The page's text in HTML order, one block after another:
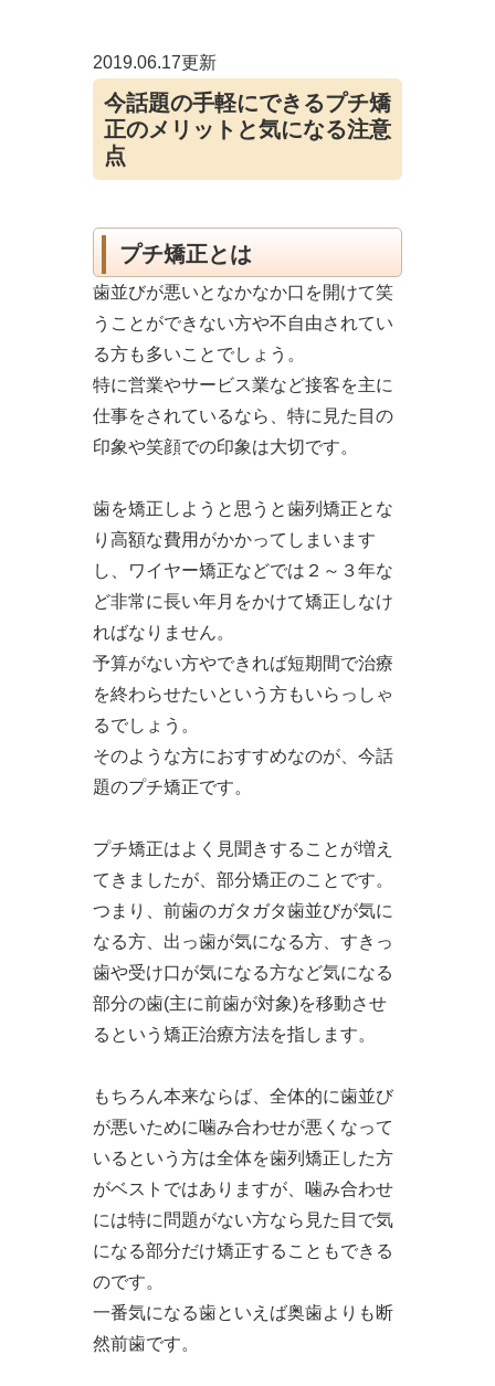
2019.06.17更新
今話題の手軽にできるプチ矯
正のメリットと気になる注意
点
プチ矯正とは
歯並びが悪いとなかなか口を開けて笑
うことができない方や不自由されてい
る方も多いことでしょう。
特に営業やサービス業など接客を主に
仕事をされているなら、特に見た目の
印象や笑顔での印象は大切です。
歯を矯正しようと思うと歯列矯正とな
り高額な費用がかかってしまいます
し、ワイヤー矯正などでは２～３年な
ど非常に長い年月をかけて矯正しなけ
ればなりません。
予算がない方やできれば短期間で治療
を終わらせたいという方もいらっしゃ
るでしょう。
そのような方におすすめなのが、今話
題のプチ矯正です。
プチ矯正はよく見聞きすることが増え
てきましたが、部分矯正のことです。
つまり、前歯のガタガタ歯並びが気に
なる方、出っ歯が気になる方、すきっ
歯や受け口が気になる方など気になる
部分の歯(主に前歯が対象)を移動させ
るという矯正治療方法を指します。
もちろん本来ならば、全体的に歯並び
が悪いために噛み合わせが悪くなって
いるという方は全体を歯列矯正した方
がベストではありますが、噛み合わせ
には特に問題がない方なら見た目で気
になる部分だけ矯正することもできる
のです。
一番気になる歯といえば奥歯よりも断
然前歯です。